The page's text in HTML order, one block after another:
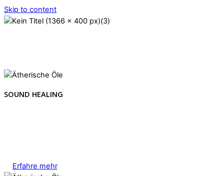
Skip to content
SOUND HEALING
Erfahre mehr